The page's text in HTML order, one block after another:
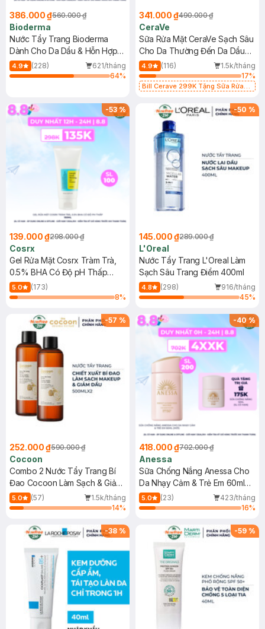
386.000 ₫560.000 ₫
Bioderma
Nước Tẩy Trang Bioderma
Dành Cho Da Dầu & Hỗn Hợp
500ml
4.9 (228)
621/tháng
64%
341.000 ₫490.000 ₫
CeraVe
Sữa Rửa Mặt CeraVe Sạch Sâu
Cho Da Thường Đến Da Dầu
473ml
4.9 (116)
1.5k/tháng
17%
Bill Cerave 299K Tặng Sữa Rửa
-53%
139.000 ₫298.000 ₫
Cosrx
Gel Rửa Mặt Cosrx Tràm Trà,
0.5% BHA Có Độ pH Thấp
150ml
5.0
(173)
8%
-50 %
145.000 ₫289.000 ₫
L'Oreal
Nước Tẩy Trang L'Oreal Làm
Sạch Sâu Trang Điểm 400ml
4.8 (298)
916/tháng
45%
-57 %
252.000 ₫590.000 ₫
Cocoon
Combo 2 Nước Tẩy Trang Bí
Đao Cocoon Làm Sạch & Giảm
Dầu 500ml
5.0 (57)
1.5k/tháng
14%
-40%
418.000 ₫702.000 ₫
Anessa
Sữa Chống Nắng Anessa Cho
Da Nhạy Cảm & Trẻ Em 60ml
(Mới)
5.0 (23)
423/tháng
16%
-38 % -59 %